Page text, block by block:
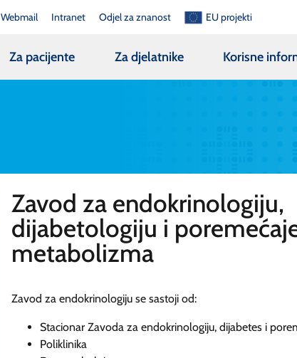
Webmail Intranet Odjel za znanost EU projekti
Za pacijente Za djelatnike Korisne
Zavod za endokrinologiju,
dijabetologiju i
metabolizma
Zavod za endokrinologiju se sastoji od:
Stacionar Zavoda za endokrinologiju, dijabetes i
Poliklinika